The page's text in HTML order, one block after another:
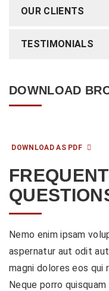
OUR CLIENTS
TESTIMONIALS
DOWNLOAD
DOWNLOAD AS PDF
Nemo enim ipsam
aspernatur aut odit
magni dolores eos
Neque porro